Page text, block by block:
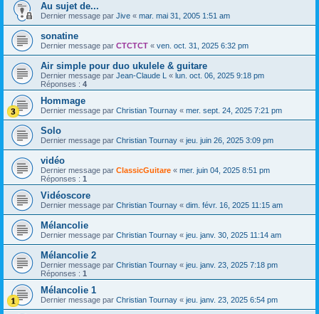
Au sujet de...
Dernier message par Jive « mar. mai 31, 2005 1:51 am
sonatine
Dernier message par CTCTCT « ven. oct. 31, 2025 6:32 pm
Air simple pour duo ukulele & guitare
Dernier message par Jean-Claude L « lun. oct. 06, 2025 9:18 pm
Réponses : 4
Hommage
Dernier message par Christian Tournay « mer. sept. 24, 2025 7:21 pm
Solo
Dernier message par Christian Tournay « jeu. juin 26, 2025 3:09 pm
vidéo
Dernier message par ClassicGuitare « mer. juin 04, 2025 8:51 pm
Réponses : 1
Vidéoscore
Dernier message par Christian Tournay « dim. févr. 16, 2025 11:15 am
Mélancolie
Dernier message par Christian Tournay « jeu. janv. 30, 2025 11:14 am
Mélancolie 2
Dernier message par Christian Tournay « jeu. janv. 23, 2025 7:18 pm
Réponses : 1
Mélancolie 1
Dernier message par Christian Tournay « jeu. janv. 23, 2025 6:54 pm